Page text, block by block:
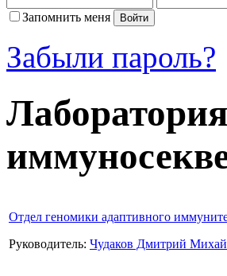
Запомнить меня
Забыли пароль?
Отдел геномики адаптивного
Руководитель: Чудаков Дмитрий